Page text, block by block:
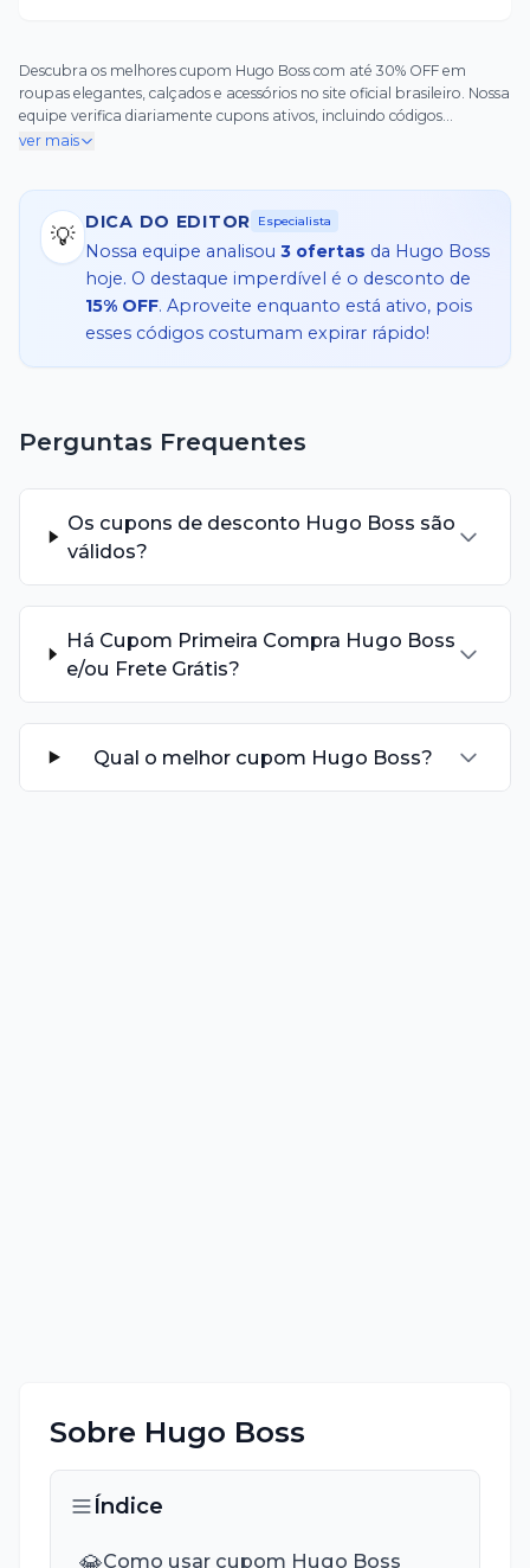
Descubra os melhores cupom Hugo Boss com até 30% OFF em
roupas elegantes, calçados e acessórios no site oficial brasileiro. Nossa
equipe verifica diariamente cupons ativos, incluindo códigos
promocionais para frete grátis na primeira compra e descontos
selecionados, desde trajes formais até peças casuais. Todos os códigos
são testados e atualizados para garantir desconto no checkout,
válido em todo o Brasil. Não deixe passar essas oportunidades
limitadas – pegue seu cupom Hugo Boss agora e eleve seu guarda-
roupa com elegância e sofisticação! Acesse hugoboss.com.br e
aplique o cupom Hugo Boss hoje para viver o luxo acessível.
ver mais
💡
DICA DO EDITOR Especialista
Nossa equipe analisou 3ofertas da Hugo Boss
hoje. O destaque imperdível é o desconto de
15% OFF. Aproveite enquanto está ativo, pois
esses códigos costumam expirar rápido!
Perguntas Frequentes
Os cupons de desconto Hugo Boss são
válidos?
Há Cupom Primeira Compra Hugo Boss
e/ou Frete Grátis?
Qual o melhor cupom Hugo Boss?
Sobre Hugo Boss
Índice
Como usar cupom Hugo Boss